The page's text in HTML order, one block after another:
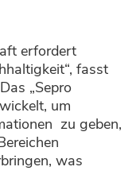
erfordert
fasst
„Sepro
um
zu geben,
was